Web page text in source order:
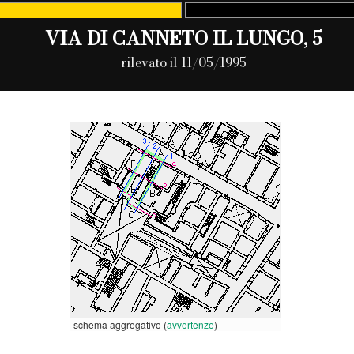
VIA DI CANNETO IL LUNGO, 5
rilevato il 11/05/1995
schema aggregativo (avvertenze)